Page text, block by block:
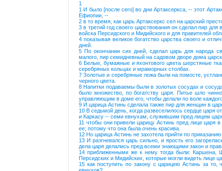
1
1 И было [после сего] во дни Артаксеркса, -- этот
Ефиопии, --
2 в то время, как царь Артаксеркс сел на царский
3 в третий год своего царствования он сделал пир
войска Персидского и Мидийского и для правителей
4 показывая великое богатство царства своего и
дней.
5 По окончании сих дней, сделал царь для народа
малого, пир семидневный на садовом дворе дома
6 Белые, бумажные и яхонтового цвета шерстяные
серебряных кольцах и мраморных столбах.
7 Золотые и серебряные ложа были на помосте,
черного цвета.
8 Напитки подаваемы были в золотых сосудах и
было множество, по богатству царя. Питье шло
управляющим в доме его, чтобы делали по воле
9 И царица Астинь сделала также пир для женщин в
10 В седьмой день, когда развеселилось сердце
и Каркасу -- семи евнухам, служившим пред лицем
11 чтобы они привели царицу Астинь пред лице царя
ее; потому что она была очень красива.
12 Но царица Астинь не захотела прийти по
13 И разгневался царь сильно, и ярость его
дела царя делались пред всеми знающими закон и
14 приближенными же к нему тогда были:
Персидских и Мидийских, которые могли видеть лице
15 как поступить по закону с царицею Астинь за